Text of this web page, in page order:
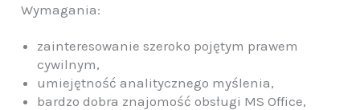
Wymagania:
zainteresowanie szeroko pojętym prawem
cywilnym,
umiejętność analitycznego myślenia,
bardzo dobra znajomość obsługi MS Office,